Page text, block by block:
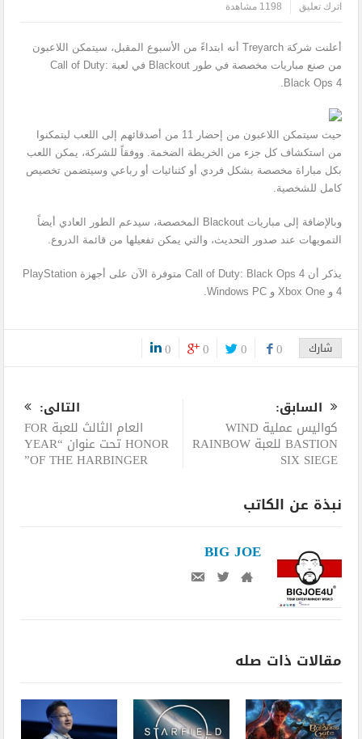
اترك تعليق
1198 مشاهدة
أعلنت شركة Treyarch أنه ابتداءً من الأسبوع المقبل، سيتمكن اللاعبون
من صنع مباريات مخصصة في طور Blackout في لعبة Call of Duty:
Black Ops 4.
حيث سيتمكن اللاعبون من إحضار 11 من أصدقائهم إلى اللعب ليتمكنوا
من استكشاف كل جزء من الخريطة الضخمة. ووفقاً للشركة، يمكن اللعب
بكل مباراة مخصصة بشكل فردي أو كثنائيات أو رباعي وسيتضمن تخصيص
كامل للشخصية.
وبالإضافة إلى مباريات Blackout المخصصة، سيدعم الطور العادي أيضاً
التمويهات عند صدور التحديث، والتي يمكن تفعيلها من قائمة الدروع.
يذكر أن Call of Duty: Black Ops 4 متوفرة الآن على أجهزة PlayStation
4 و Xbox One و Windows PC.
شارك 0
0
0
0
السابق:
كواليس عملية WIND
BASTION للعبة RAINBOW
SIX SIEGE
التالى:
العام الثالث للعبة FOR
HONOR تحت عنوان “YEAR
OF THE HARBINGER”
نبذة عن الكاتب
BIG JOE
مقالات ذات صله